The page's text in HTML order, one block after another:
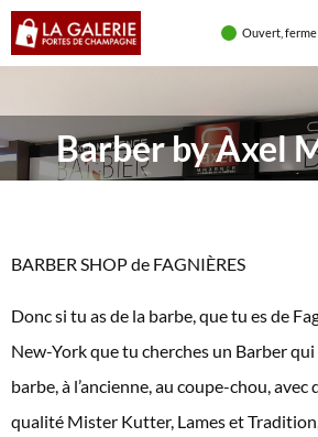
Ouvert, ferme
Barber by Axel
BARBER SHOP de FAGNIÈRES
Donc si tu as de la barbe, que tu es de
New-York que tu cherches un Barber qui
barbe, à l’ancienne, au coupe-chou,
qualité Mister Kutter, Lames et